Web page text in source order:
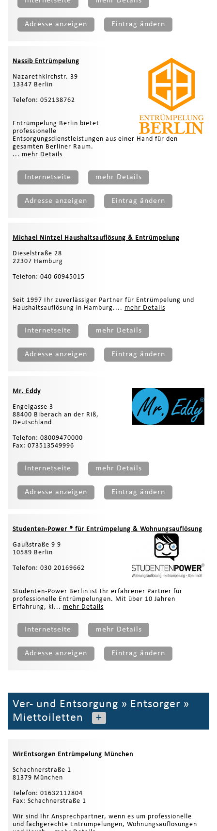
Adresse anzeigen Eintrag ändern
Nassib Entrümpelung
Nazarethkirchstr. 39
13347 Berlin
Telefon: 052138762
Entrümpelung Berlin bietet
professionelle
Entsorgungsdienstleistungen aus einer Hand für den
gesamten Berliner Raum.
... mehr Details
Internetseite mehr Details
Adresse anzeigen Eintrag ändern
Michael Nintzel Haushaltsauflösung & Entrümpelung
Dieselstraße 28
22307 Hamburg
Telefon: 040 60945015
Seit 1997 Ihr zuverlässiger Partner für Entrümpelung und
Haushaltsauflösung in Hamburg.... mehr Details
Internetseite mehr Details
Adresse anzeigen Eintrag ändern
Mr. Eddy
Engelgasse 3
88400 Biberach an der Riß,
Deutschland
Telefon: 08009470000
Fax: 073513549996
Internetseite mehr Details
Adresse anzeigen Eintrag ändern
Studenten-Power ® für Entrümpelung & Wohnungsauflösung
Gaußstraße 9 9
10589 Berlin
Telefon: 030 20169662
Studenten-Power Berlin ist Ihr erfahrener Partner für
professionelle Entrümpelungen. Mit über 10 Jahren
Erfahrung, kl... mehr Details
Internetseite mehr Details
Adresse anzeigen Eintrag ändern
Ver- und Entsorgung » Entsorger »
Miettoiletten
+
WirEntsorgen Entrümpelung München
Schachnerstraße 1
81379 München
Telefon: 01632112804
Fax: Schachnerstraße 1
Wir sind Ihr Ansprechpartner, wenn es um professionelle
und fachgerechte Entrümpelungen, Wohnungsauflösungen